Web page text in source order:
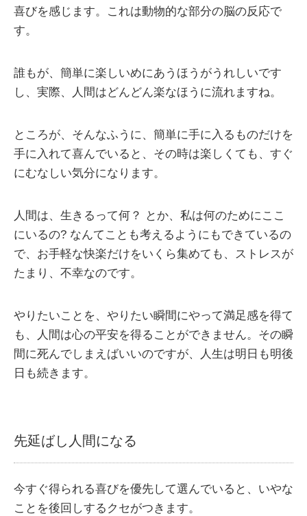
喜びを感じます。これは動物的な部分の脳の反応で
す。
誰もが、簡単に楽しいめにあうほうがうれしいです
し、実際、人間はどんどん楽なほうに流れますね。
ところが、そんなふうに、簡単に手に入るものだけを
手に入れて喜んでいると、その時は楽しくても、すぐ
にむなしい気分になります。
人間は、生きるって何？ とか、私は何のためにここ
にいるの? なんてことも考えるようにもできているの
で、お手軽な快楽だけをいくら集めても、ストレスが
たまり、不幸なのです。
やりたいことを、やりたい瞬間にやって満足感を得て
も、人間は心の平安を得ることができません。その瞬
間に死んでしまえばいいのですが、人生は明日も明後
日も続きます。
先延ばし人間になる
今すぐ得られる喜びを優先して選んでいると、いやな
ことを後回しするクセがつきます。